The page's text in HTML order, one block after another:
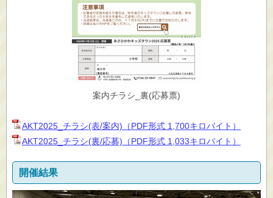
案内チラシ_裏(応募票)
AKT2025_チラシ(表/案内)（PDF形式 1,700キロバイト）
AKT2025_チラシ(裏/応募)（PDF形式 1,033キロバイト）
開催結果